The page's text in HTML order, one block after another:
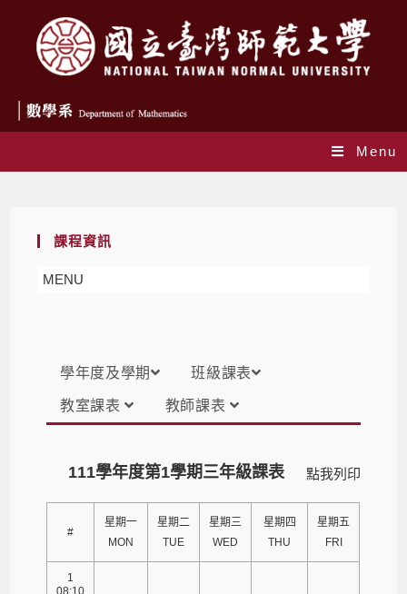
Menu
課程資訊
MENU
學年度及學期 班級課表
教室課表 教師課表
點我列印
111學年度第1學期三年級課表
#
星期一
MON
星期二
TUE
星期三
WED
星期四
THU
星期五
FRI
1
08:10